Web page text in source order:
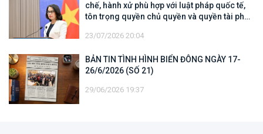
chế, hành xử phù hợp với luật pháp quốc tế,
tôn trọng quyền chủ quyền và quyền tài phán
địa của quốc gia ven biển
23/07/2026 20:04
BẢN TIN TÌNH HÌNH BIỂN ĐÔNG NGÀY 17-
26/6/2026 (SỐ 21)
29/06/2026 19:37